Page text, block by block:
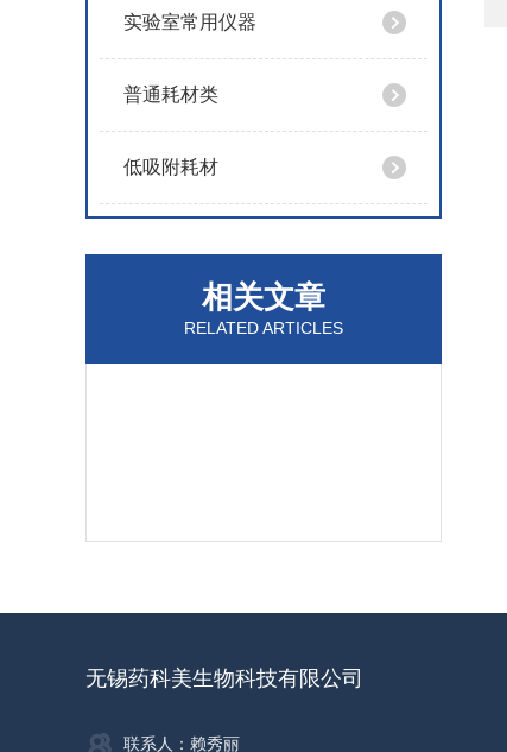
实验室常用仪器
普通耗材类
低吸附耗材
相关文章
RELATED ARTICLES
无锡药科美生物科技有限公司
联系人：赖秀丽